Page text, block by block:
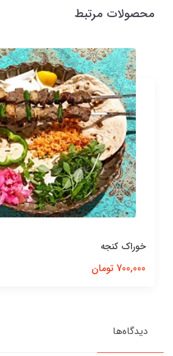
محصولات مرتبط
خوراک کنجه
700,000 تومان
دیدگاه‌ها